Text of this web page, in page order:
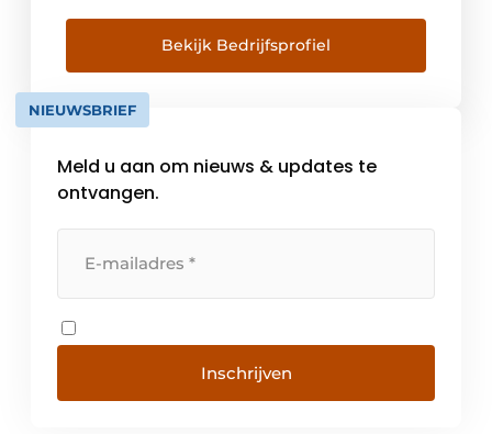
accessoires en interieur. Wie geen
genoegen wil nemen met het gebruikelijke
aanbod opteert voor Naber als leverancier
en ontwikkelaar van toekomstgerichte
oplossingen. Voor producten die door een
Bekijk Bedrijfsprofiel
NIEUWSBRIEF
Meld u aan om nieuws & updates te
ontvangen.
Inschrijven